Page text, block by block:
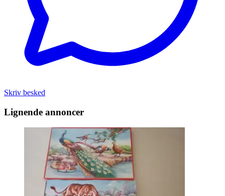
Skriv besked
Lignende annoncer